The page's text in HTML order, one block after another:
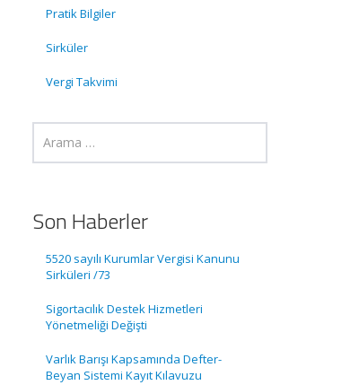
Pratik Bilgiler
Sirküler
Vergi Takvimi
Son Haberler
5520 sayılı Kurumlar Vergisi Kanunu
Sirküleri /73
Sigortacılık Destek Hizmetleri
Yönetmeliği Değişti
Varlık Barışı Kapsamında Defter-
Beyan Sistemi Kayıt Kılavuzu